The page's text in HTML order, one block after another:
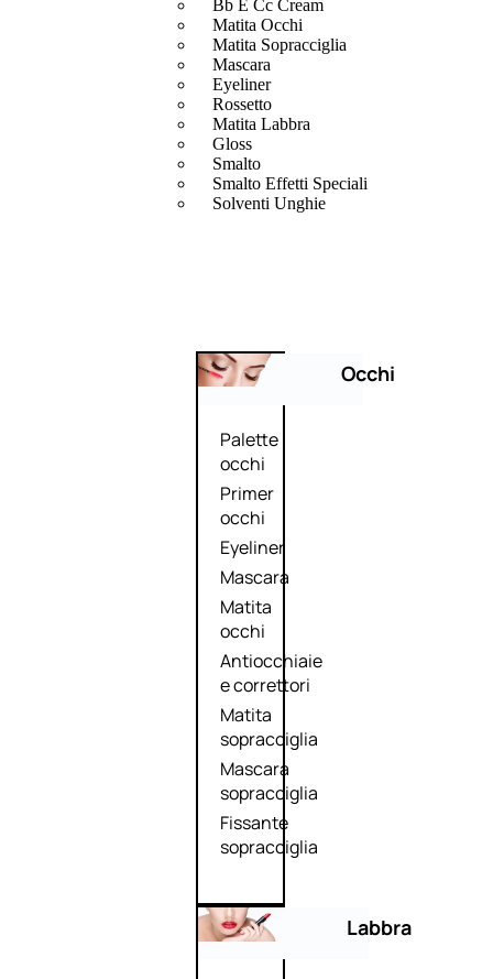
Bb E Cc Cream
Matita Occhi
Matita Sopracciglia
Mascara
Eyeliner
Rossetto
Matita Labbra
Gloss
Smalto
Smalto Effetti Speciali
Solventi Unghie
Occhi
Palette
occhi
Primer
occhi
Eyeliner
Mascara
Matita
occhi
Antiocchiaie
e correttori
Matita
sopracciglia
Mascara
sopracciglia
Fissante
sopracciglia
Labbra